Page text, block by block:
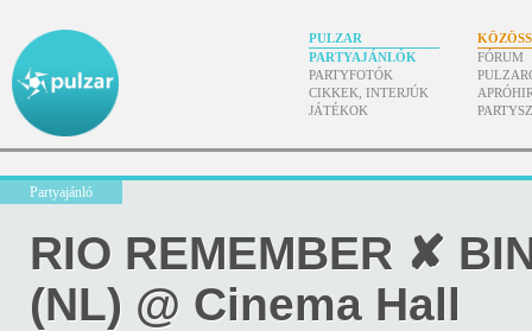
PULZAR
PARTYAJÁNLÓK
PARTYFOTÓK
CIKKEK, INTERJÚK
JÁTÉKOK
FÓRUM
Partyajánló
RIO REMEMBER ✘
(NL) @ Cinema Hall